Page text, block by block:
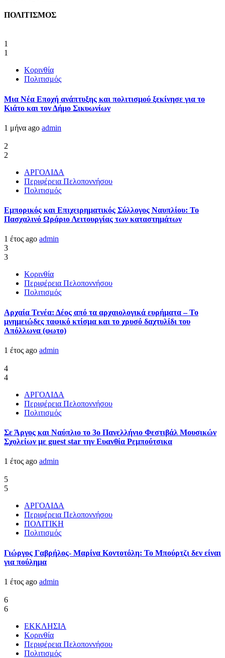
ΠΟΛΙΤΙΣΜΟΣ
1
1
Κορινθία
Πολιτισμός
Μια Νέα Εποχή ανάπτυξης και πολιτισμού ξεκίνησε για το
Κιάτο και τον Δήμο Σικυωνίων
1 μήνα ago admin
2
2
ΑΡΓΟΛΙΔΑ
Περιφέρεια Πελοποννήσου
Πολιτισμός
Εμπορικός και Επιχειρηματικός Σύλλογος Ναυπλίου: Το
Πασχαλινό Ωράριο Λειτουργίας των καταστημάτων
1 έτος ago admin
3
3
Κορινθία
Περιφέρεια Πελοποννήσου
Πολιτισμός
Αρχαία Τενέα: Δέος από τα αρχαιολογικά ευρήματα – Το
μνημειώδες ταφικό κτίσμα και το χρυσό δαχτυλίδι του
Απόλλωνα (φωτο)
1 έτος ago admin
4
4
ΑΡΓΟΛΙΔΑ
Περιφέρεια Πελοποννήσου
Πολιτισμός
Σε Άργος και Ναύπλιο το 3ο Πανελλήνιο Φεστιβάλ Μουσικών
Σχολείων με guest star την Ευανθία Ρεμπούτσικα
1 έτος ago admin
5
5
ΑΡΓΟΛΙΔΑ
Περιφέρεια Πελοποννήσου
ΠΟΛΙΤΙΚΗ
Πολιτισμός
Γιώργος Γαβρήλος- Μαρίνα Κοντοτόλη: Το Μπούρτζι δεν είναι
για πούλημα
1 έτος ago admin
6
6
ΕΚΚΛΗΣΙΑ
Κορινθία
Περιφέρεια Πελοποννήσου
Πολιτισμός